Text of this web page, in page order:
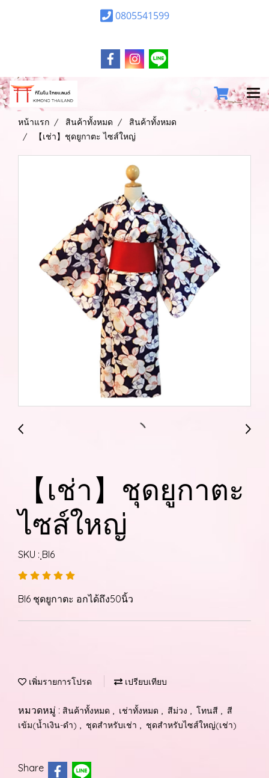
0805541599
หน้าแรก สินค้าทั้งหมด
สินค้าทั้งหมด
【เช่า】ชุดยูกาตะ ไซส์ใหญ่
【เช่า】ชุดยูกาตะ
ไซส์ใหญ่
SKU : ฺBI6
BI6 ชุดยูกาตะ อกได้ถึง50นิ้ว
เพิ่มรายการโปรด เปรียบเทียบ
หมวดหมู่ : สินค้าทั้งหมด , เช่าทั้งหมด , สีม่วง , โทนสี , สี
เข้ม(น้ำเงิน-ดำ) , ชุดสำหรับเช่า , ชุดสำหรับไซส์ใหญ่(เช่า)
Share